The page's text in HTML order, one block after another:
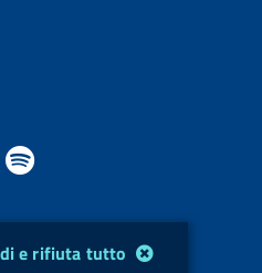
e rifiuta tutto
Y l
b